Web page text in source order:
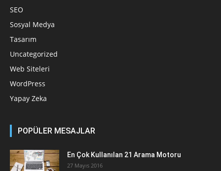
SEO
Sosyal Medya
Tasarım
Uncategorized
Web Siteleri
WordPress
Yapay Zeka
POPÜLER MESAJLAR
En Çok Kullanılan 21 Arama Motoru
27 Mayıs 2016